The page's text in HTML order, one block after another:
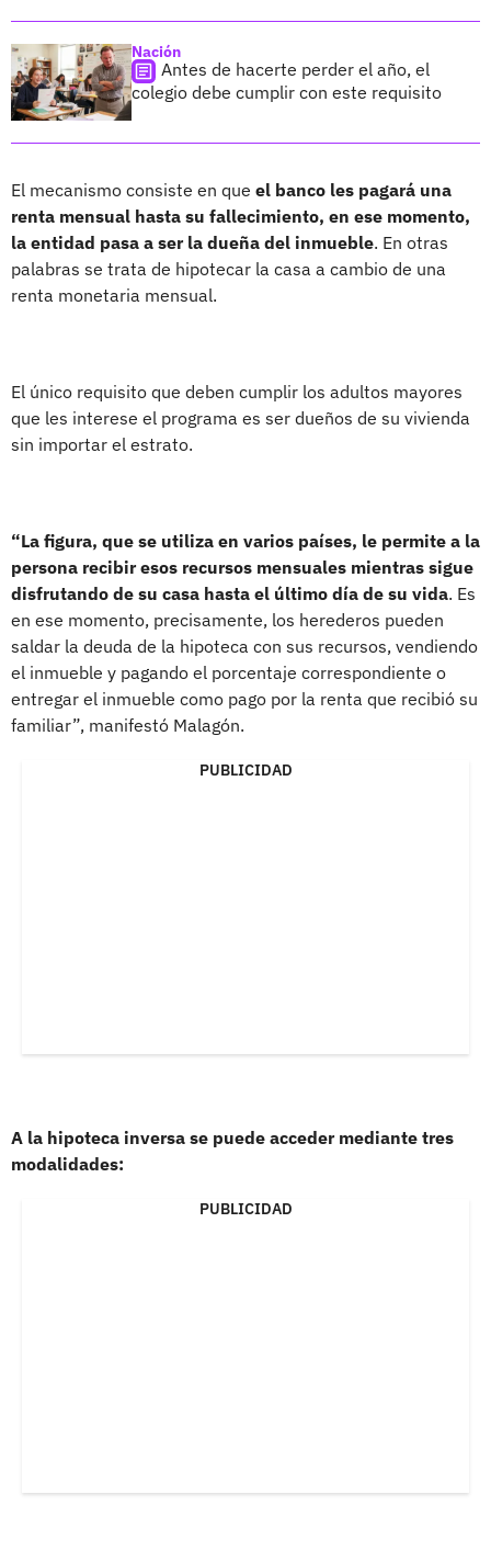
Nación
Antes de hacerte perder el año, el
colegio debe cumplir con este requisito
El mecanismo consiste en que el banco les pagará una
renta mensual hasta su fallecimiento, en ese momento,
la entidad pasa a ser la dueña del inmueble. En otras
palabras se trata de hipotecar la casa a cambio de una
renta monetaria mensual.
El único requisito que deben cumplir los adultos mayores
que les interese el programa es ser dueños de su vivienda
sin importar el estrato.
“La figura, que se utiliza en varios países, le permite a la
persona recibir esos recursos mensuales mientras sigue
disfrutando de su casa hasta el último día de su vida. Es
en ese momento, precisamente, los herederos pueden
saldar la deuda de la hipoteca con sus recursos, vendiendo
el inmueble y pagando el porcentaje correspondiente o
entregar el inmueble como pago por la renta que recibió su
familiar”, manifestó Malagón.
PUBLICIDAD
A la hipoteca inversa se puede acceder mediante tres
modalidades:
PUBLICIDAD